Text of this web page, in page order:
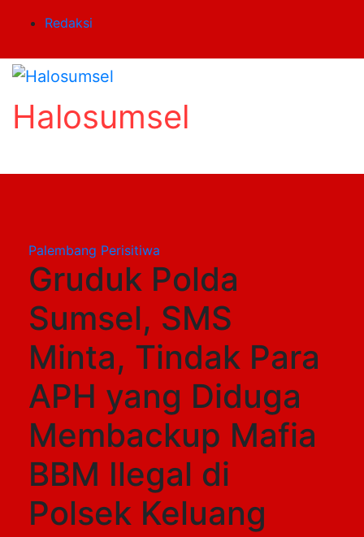
Redaksi
Halosumsel
Palembang Perisitiwa
Gruduk Polda
Sumsel, SMS
Minta, Tindak Para
APH yang Diduga
Membackup Mafia
BBM Ilegal di
Polsek Keluang